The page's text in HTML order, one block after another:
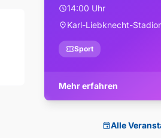
schedule14:00 Uhr
location_onKarl-Liebknecht-
confirmation_numberSport
Mehr erfahren
eventAlle